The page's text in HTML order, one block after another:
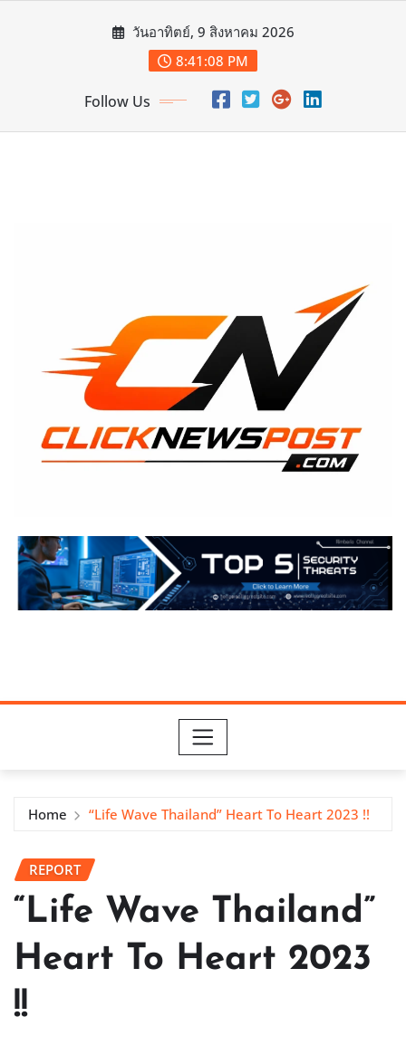
วันอาทิตย์, 9 สิงหาคม 2026
8:41:10 PM
Follow Us
Home “Life Wave Thailand” Heart To Heart 2023 !!
REPORT
“Life Wave Thailand”
Heart To Heart 2023
!!